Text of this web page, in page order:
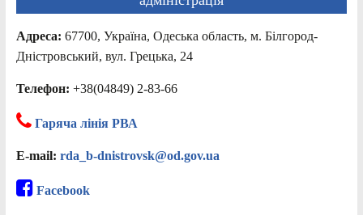
Адреса: 67700, Україна, Одеська область, м. Білгород-
Дністровський, вул. Грецька, 24
Телефон: +38(04849) 2-83-66
Гаряча лінія РВА
E-mail: rda_b-dnistrovsk@od.gov.ua
Facebook